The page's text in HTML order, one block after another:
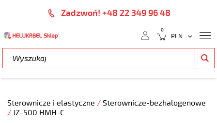
Zadzwoń! +48 22 349 96 48
0
Sterownicze i elastyczne / Sterownicze-bezhalogenowe
/ JZ-500 HMH-C